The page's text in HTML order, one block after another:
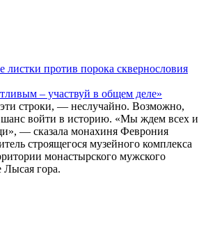
листки против порока сквернословия
– участвуй в общем деле»
строки, — неслучайно. Возможно,
войти в историю. «Мы ждем всех и
— сказала монахиня Феврония
строящегося музейного комплекса
монастырского мужского
Лысая гора.